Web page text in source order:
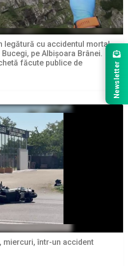
legătură cu accidentul mortal
pe Albișoara Brânei.
făcute publice de
miercuri, într-un accident
Newsletter